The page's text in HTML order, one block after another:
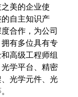
美的企业使
自主知识产
合作，为公司
有多位具有专
高级工程师组
学平台、精密
光学元件、光